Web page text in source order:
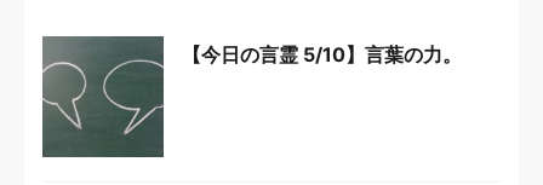
【今日の言霊 5/10】言葉の力。